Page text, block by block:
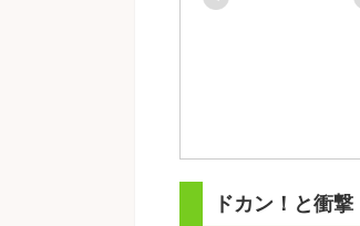
ドカン！と衝撃